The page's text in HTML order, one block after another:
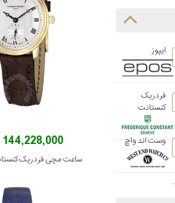
144,228,000 تومان
ایپوز
فردریک
کنستانت
وست اند واچ